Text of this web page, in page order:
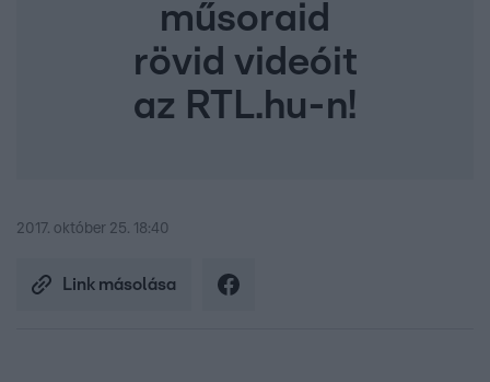
műsoraid
rövid videóit
az RTL.hu-n!
2017. október 25. 18:40
Link másolása